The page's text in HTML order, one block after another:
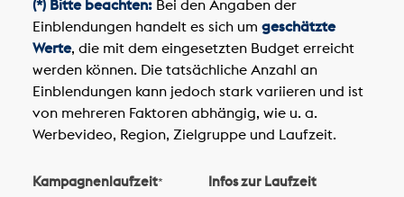
(*) Bitte beachten:Bei den Angaben der
Einblendungen handelt es sich um geschätzte
Werte, die mit dem eingesetzten Budget erreicht
werden können. Die tatsächliche Anzahl an
Einblendungen kann jedoch stark variieren und ist
von mehreren Faktoren abhängig, wie u. a.
Werbevideo, Region, Zielgruppe und Laufzeit.
Kampagnenlaufzeit* Infos zur Laufzeit